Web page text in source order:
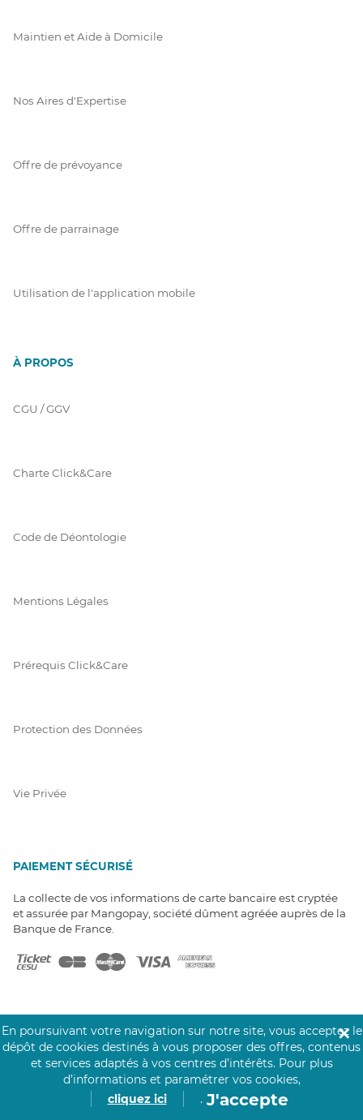
Maintien et Aide à Domicile
Nos Aires d'Expertise
Offre de prévoyance
Offre de parrainage
Utilisation de l'application mobile
À PROPOS
CGU / GGV
Charte Click&Care
Code de Déontologie
Mentions Légales
Prérequis Click&Care
Protection des Données
Vie Privée
PAIEMENT SÉCURISÉ
La collecte de vos informations de carte bancaire est cryptée
et assurée par Mangopay, société dûment agréée auprès de la
Banque de France.
NOS PARTENAIRES
Click&Care est soutenu par les Groupes
Caisse des Dépôts et MAIF.
En poursuivant votre navigation sur notre site, vous acceptez le
dépôt de cookies destinés à vous proposer des offres, contenus
et services adaptés à vos centres d’intérêts. Pour plus
d’informations et paramétrer vos cookies,
cliquez ici
. J'accepte
✕